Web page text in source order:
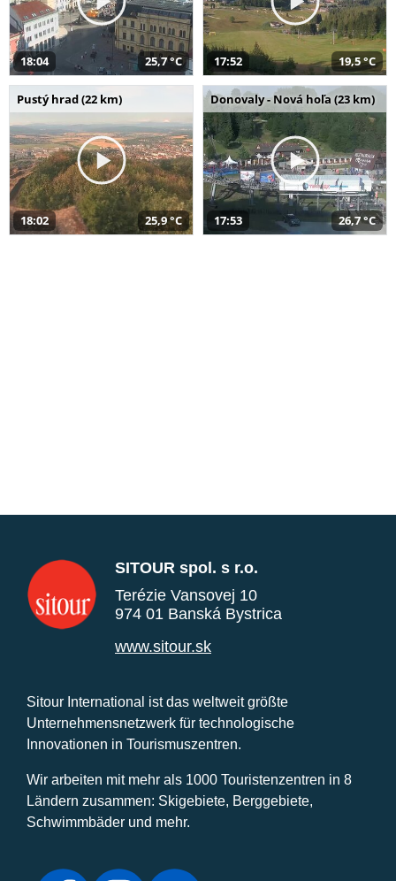
18:04 25,7 °C 17:52 19,5 °C
Pustý hrad (22 km)
18:02 25,9 °C
Donovaly - Nová hoľa (23 km)
17:53 26,7 °C
SITOUR spol. s r.o.
Terézie Vansovej 10
974 01 Banská Bystrica
www.sitour.sk
Sitour International ist das weltweit größte
Unternehmensnetzwerk für technologische
Innovationen in Tourismuszentren.
Wir arbeiten mit mehr als 1000 Touristenzentren in 8
Ländern zusammen: Skigebiete, Berggebiete,
Schwimmbäder und mehr.